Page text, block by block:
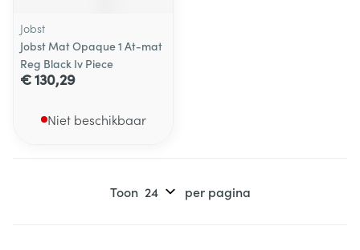
Jobst
Jobst Mat Opaque 1 At-mat
Reg Black Iv Piece
€ 130,29
Niet beschikbaar
Toon per pagina